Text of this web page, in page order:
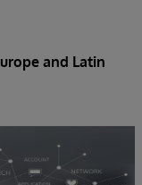
and Latin